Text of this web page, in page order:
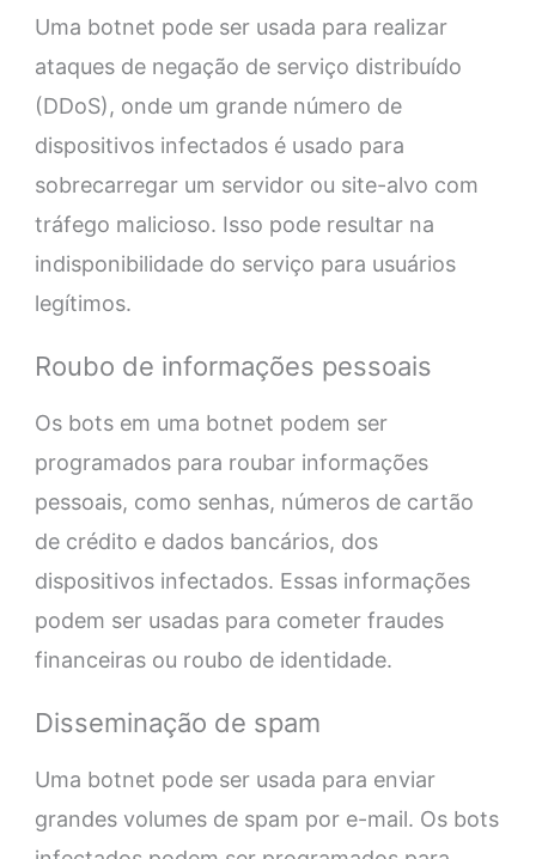
Uma botnet pode ser usada para realizar
ataques de negação de serviço distribuído
(DDoS), onde um grande número de
dispositivos infectados é usado para
sobrecarregar um servidor ou site-alvo com
tráfego malicioso. Isso pode resultar na
indisponibilidade do serviço para usuários
legítimos.
Roubo de informações pessoais
Os bots em uma botnet podem ser
programados para roubar informações
pessoais, como senhas, números de cartão
de crédito e dados bancários, dos
dispositivos infectados. Essas informações
podem ser usadas para cometer fraudes
financeiras ou roubo de identidade.
Disseminação de spam
Uma botnet pode ser usada para enviar
grandes volumes de spam por e-mail. Os bots